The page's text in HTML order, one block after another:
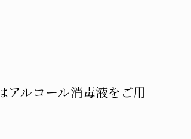
アルコール消毒液をご用